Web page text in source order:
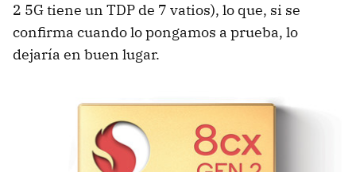
2 5G tiene un TDP de 7 vatios), lo que, si se
confirma cuando lo pongamos a prueba, lo
dejaría en buen lugar.